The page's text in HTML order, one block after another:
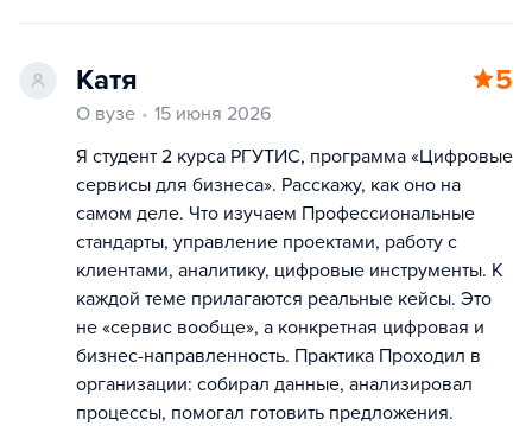
Катя 5
О вузе
15 июня 2026
Я студент 2 курса РГУТИС, программа «Цифровые
сервисы для бизнеса». Расскажу, как оно на
самом деле. Что изучаем Профессиональные
стандарты, управление проектами, работу с
клиентами, аналитику, цифровые инструменты. К
каждой теме прилагаются реальные кейсы. Это
не «сервис вообще», а конкретная цифровая и
бизнес-направленность. Практика Проходил в
организации: собирал данные, анализировал
процессы, помогал готовить предложения.